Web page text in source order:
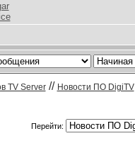
TV Server// Новости ПО DigiTV
Перейти: